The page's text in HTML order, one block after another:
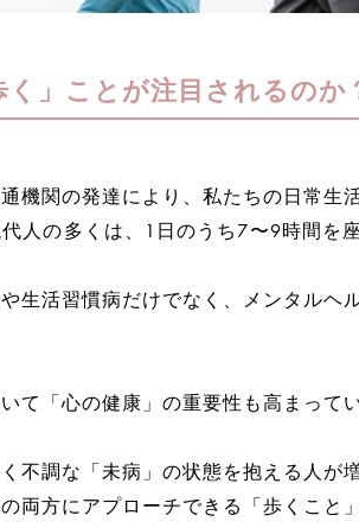
」ことが注目されるのか
機関の発達により、私たちの日常生
人の多くは、1日のうち7〜9時間を
生活習慣病だけでなく、メンタルヘ
て「心の健康」の重要性も高まってい
不調な「未病」の状態を抱える人が
両方にアプローチできる「歩くこと